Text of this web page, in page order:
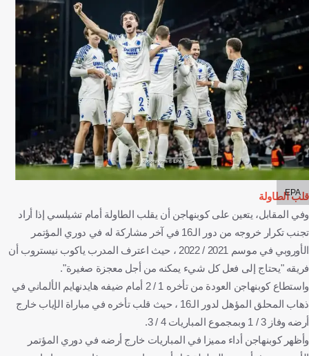
EPA
قلب الطاولة
وفي المقابل، يتعين على كوبنهاجن أن يقلب الطاولة أمام تشيلسي إذا أراد
تجنب تكرار خروجه من دور الـ16 في آخر مشاركة له في دوري المؤتمر
الأوروبي في موسم 2021 / 2022 ، حيث اعترف المدرب ياكوب نيستروب أن
فريقه "يحتاج إلى فعل كل شيء يمكنه من أجل معجزة صغيرة".
واستطاع كوبنهاجن العودة من تأخره 1 / 2 أمام ضيفه هايدنهايم الألماني في
ذهاب المحلق المؤهل لدور الـ16 ، حيث قلب تأخره في مباراة الإياب خارج
أرضه وفاز 3 / 1 وبمجموع المباريات 4 / 3.
وأظهر كوبنهاجن أداء مميزا في المباريات خارج أرضه في دوري المؤتمر